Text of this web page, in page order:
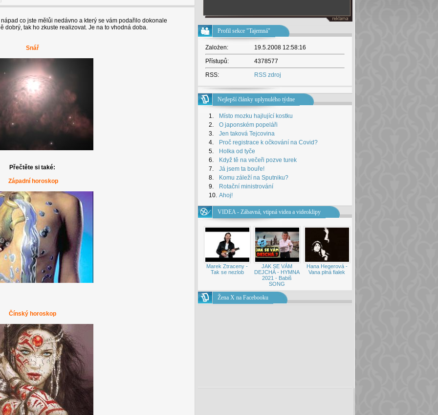
co jste mělůi nedávno a který se vám podařilo dokonale
dobrý, tak ho zkuste realizovat. Je na to vhodná doba.
Snář
Přečtěte si také:
Západní horoskop
Čínský horoskop
Profil sekce "Tajemná"
Založen:
19.5.2008 12:58:16
Přístupů:
4378577
RSS:
RSS zdroj
Nejlepší články uplynulého týdne
1.
Místo mozku hajlující kostku
2.
O japonském popeláři
3.
Jen taková Tejcovina
4.
Proč registrace k očkování na Covid?
5.
Holka od tyče
6.
Když tě na večeři pozve turek
7.
Já jsem ta bouře!
8.
Komu záleží na Sputniku?
9.
Rotační ministrování
10. Ahoj!
VIDEA - Zábavná, vtipná videa a videoklipy
Hana Hegerová -
Vana plná fialek
JAK SE VÁM
DEJCHÁ - HYMNA
2021 - Babiš
SONG
Marek Ztraceny -
Tak se nezlob
Žena X na Facebooku